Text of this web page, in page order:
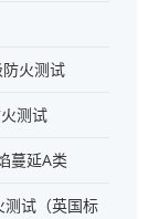
火测试
测试
蔓延A类
测试（英国标